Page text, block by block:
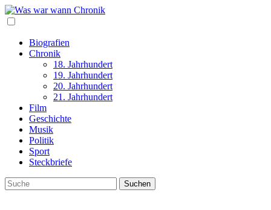
Biografien
Chronik
18. Jahrhundert
19. Jahrhundert
20. Jahrhundert
21. Jahrhundert
Film
Geschichte
Musik
Politik
Sport
Steckbriefe